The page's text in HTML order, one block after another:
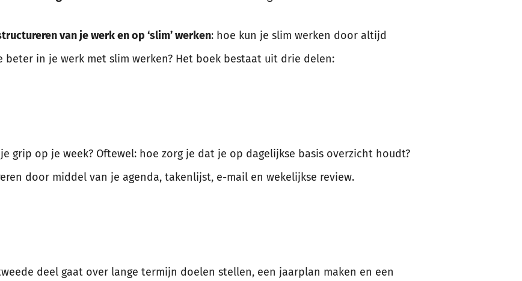
van je werk en op ‘slim’ werken: hoe kun je slim werken door altijd
beter in je werk met slim werken? Het boek bestaat uit drie delen:
grip op je week? Oftewel: hoe zorg je dat je op dagelijkse basis overzicht houdt?
door middel van je agenda, takenlijst, e-mail en wekelijkse review.
deel gaat over lange termijn doelen stellen, een jaarplan maken en een